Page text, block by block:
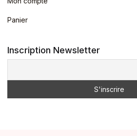
Panier
Inscription Newsletter